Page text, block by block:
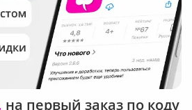
г. Астрахань
на первый заказ по коду